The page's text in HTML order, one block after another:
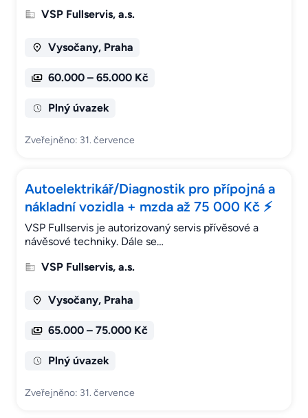
VSP Fullservis, a.s.
Vysočany, Praha
60.000 – 65.000 Kč
Plný úvazek
Zveřejněno: 31. července
Autoelektrikář/Diagnostik pro přípojná a
nákladní vozidla + mzda až 75 000 Kč ⚡
VSP Fullservis je autorizovaný servis přívěsové a
návěsové techniky. Dále se…
VSP Fullservis, a.s.
Vysočany, Praha
65.000 – 75.000 Kč
Plný úvazek
Zveřejněno: 31. července